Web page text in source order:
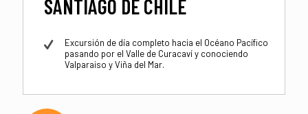
SANTIAGO DE CHILE
Excursión de día completo hacia el Océano Pacífico
pasando por el Valle de Curacaví y conociendo
Valparaiso y Viña del Mar.